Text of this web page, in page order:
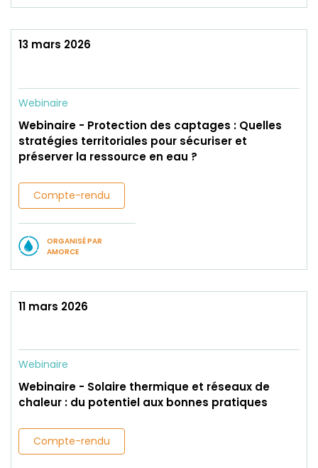
13 mars 2026
Webinaire
Webinaire - Protection des captages : Quelles
stratégies territoriales pour sécuriser et
préserver la ressource en eau ?
Compte-rendu
ORGANISÉ PAR
AMORCE
11 mars 2026
Webinaire
Webinaire - Solaire thermique et réseaux de
chaleur : du potentiel aux bonnes pratiques
Compte-rendu